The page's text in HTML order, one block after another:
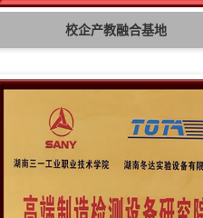
校企产教融合基地